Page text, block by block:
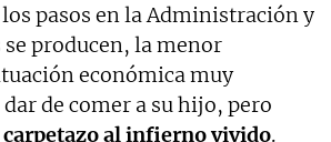
pasos en la Administración y
se producen, la menor
económica muy
de comer a su hijo, pero
al infierno vivido.